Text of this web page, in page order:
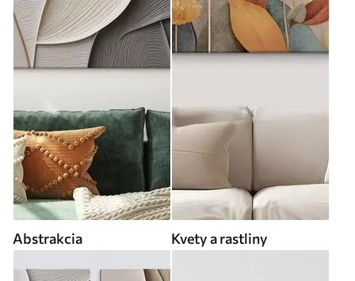
Abstrakcia Kvety a rastliny